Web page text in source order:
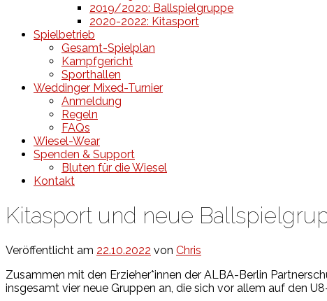
2019/2020: Ballspielgruppe
2020-2022: Kitasport
Spielbetrieb
Gesamt-Spielplan
Kampfgericht
Sporthallen
Weddinger Mixed-Turnier
Anmeldung
Regeln
FAQs
Wiesel-Wear
Spenden & Support
Bluten für die Wiesel
Kontakt
Kitasport und neue
Veröffentlicht am 22.10.2022 von Chris
Zusammen mit den Erzieher*innen der ALBA-Berlin
insgesamt vier neue Gruppen an, die sich vor allem auf den